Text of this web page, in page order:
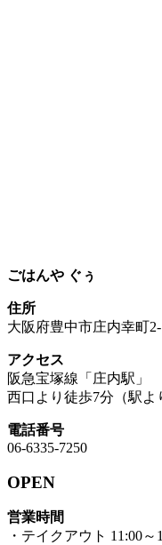
ごはんや ぐぅ
住所
大阪府豊中市庄内幸町2-
アクセス
阪急宝塚線「庄内駅」
西口より徒歩7分（駅よ
電話番号
06-6335-7250
OPEN
営業時間
・テイクアウト 11:00～